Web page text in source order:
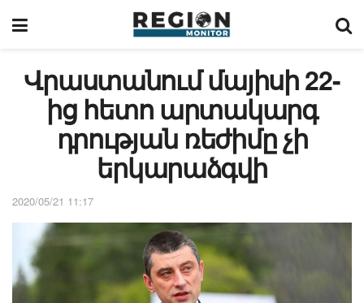
Վրաստանում մայիսի 22-
ից հետո արտակարգ
դրության ռեժիմը չի
երկարաձգվի
2020/05/21 11:17